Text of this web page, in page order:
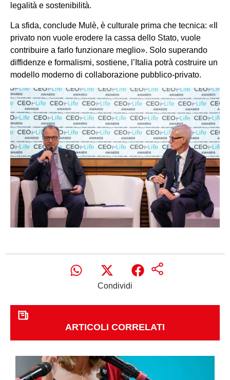
legalità e sostenibilità.
La sfida, conclude Mulè, è culturale prima che tecnica: «Il
privato non vuole erodere la cassa dello Stato, vuole
contribuire a farlo funzionare meglio». Solo superando
diffidenze e formalismi, sostiene, l’Italia potrà costruire un
modello moderno di collaborazione pubblico-privato.
Condividi
ARTICOLI CORRELATI